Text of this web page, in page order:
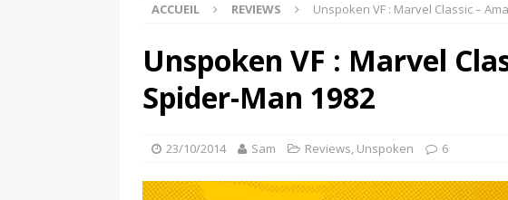
ACCUEIL REVIEWS Unspoken VF : Marvel Classic –
Unspoken VF : Marvel
Spider-Man 1982
23/10/2014 Sam Reviews, Unspoken 6